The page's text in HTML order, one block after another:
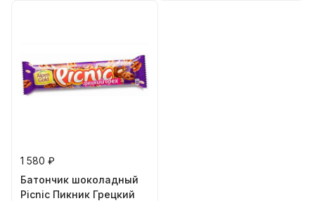
1 580 ₽
Батончик шоколадный
Picnic Пикник Грецкий